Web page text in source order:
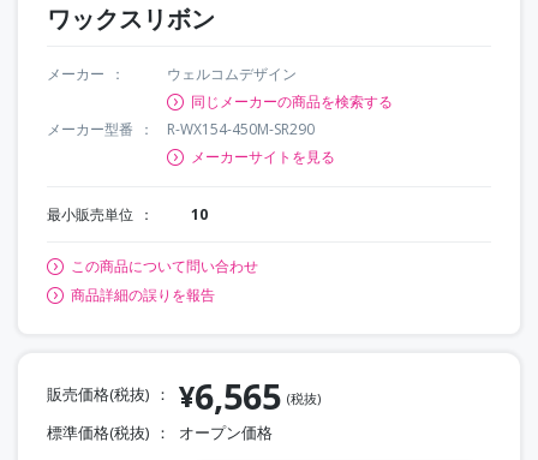
ワックスリボン
メーカー
ウェルコムデザイン
同じメーカーの商品を検索する
メーカー型番
R-WX154-450M-SR290
メーカーサイトを見る
最小販売単位 10
この商品について問い合わせ
商品詳細の誤りを報告
販売価格(税抜) ¥6,565 (税抜)
標準価格(税抜) オープン価格